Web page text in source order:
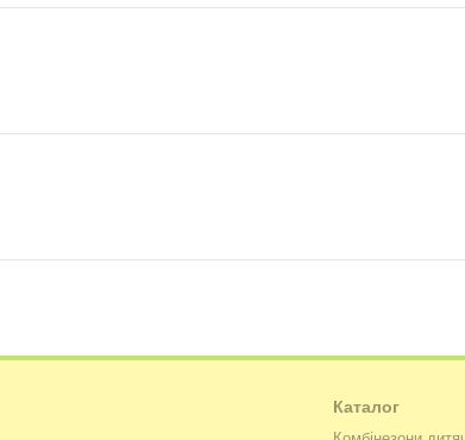
Каталог